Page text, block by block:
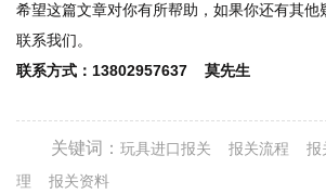
希望这篇文章对你有所帮助，如果你还有其他
联系我们。
联系方式：13802957637 莫先生
关键词： 玩具进口报关 报关流程 报
理
报关资料